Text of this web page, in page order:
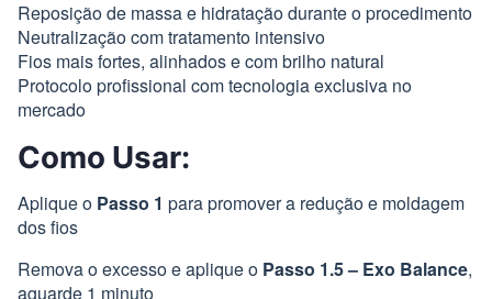
Reposição de massa e hidratação durante o procedimento
Neutralização com tratamento intensivo
Fios mais fortes, alinhados e com brilho natural
Protocolo profissional com tecnologia exclusiva no
mercado
Como Usar:
Aplique o Passo 1 para promover a redução e moldagem
dos fios
Remova o excesso e aplique o Passo 1.5 – Exo Balance,
aguarde 1 minuto